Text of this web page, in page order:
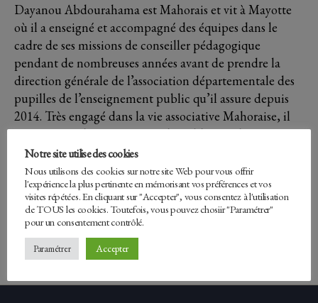
Dayanou Abdourahama est Mahorais et vit à Mayotte
où il a enseigné et accompagné des équipes dans le
cadre de ses missions de conseiller pédagogique
pendant de nombreuses années avant de prendre la
direction générale de l’association départementale des
pupilles de l’enseignement public qu’il assure depuis
2014. Très engagé dans la vie associative Mahoraise, il
accompagne les personnes vulnérables sur différents
dispositifs en proximité avec les acteurs politiques et
institutionnels locaux. Il est le point focal d’Erasmus
Expertise sur la région océan indien et plus
particulièrement chargé du développement du pôle
formation et du réseau des jeunes ambassadeurs de la
francophonie.
Notre site utilise des cookies
Nous utilisons des cookies sur notre site Web pour vous offrir
l'expérience la plus pertinente en mémorisant vos préférences et vos
visites répétées. En cliquant sur "Accepter", vous consentez à l'utilisation
de TOUS les cookies. Toutefois, vous pouvez chosiir "Paramétrer"
pour un consentement contrôlé.
Paramétrer Accepter